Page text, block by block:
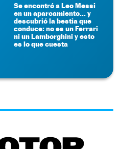
Se encontró a Leo Messi
en un aparcamiento... y
descubrió la bestia que
conduce: no es un Ferrari
ni un Lamborghini y esto
es lo que cuesta